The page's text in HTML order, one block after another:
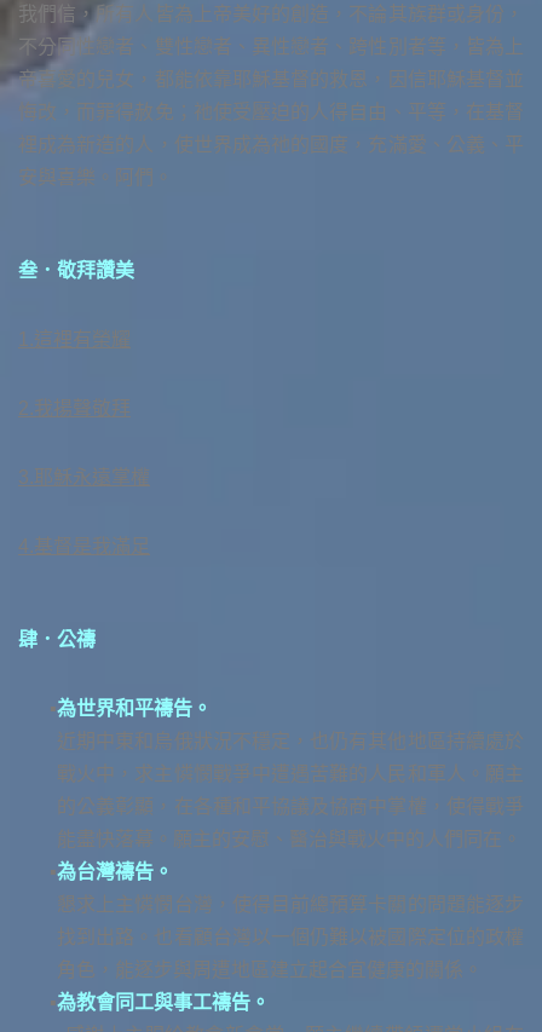
我們信，所有人皆為上帝美好的創造，不論其族群或身份，
不分同性戀者、雙性戀者、異性戀者、跨性別者等，皆為上
帝喜愛的兒女，都能依靠耶穌基督的救恩，因信耶穌基督並
悔改，而罪得赦免；祂使受壓迫的人得自由、平等，在基督
裡成為新造的人，使世界成為祂的國度，充滿愛、公義、平
安與喜樂。阿們。
叁．敬拜讚美
1.這裡有榮耀
2.我揚聲敬拜
3.耶穌永遠掌權
4.基督是我滿足
肆．公禱
為世界和平禱告。
近期中東和烏俄狀況不穩定，也仍有其他地區持續處於
戰火中，求主憐憫戰爭中遭遇苦難的人民和軍人。願主
的公義彰顯，在各種和平協議及協商中掌權，使得戰爭
能盡快落幕。願主的安慰、醫治與戰火中的人們同在。
為台灣禱告。
懇求上主憐憫台灣，使得目前總預算卡關的問題能逐步
找到出路。也看顧台灣以一個仍難以被國際定位的政權
角色，能逐步與周遭地區建立起合宜健康的關係。
為教會同工與事工禱告。